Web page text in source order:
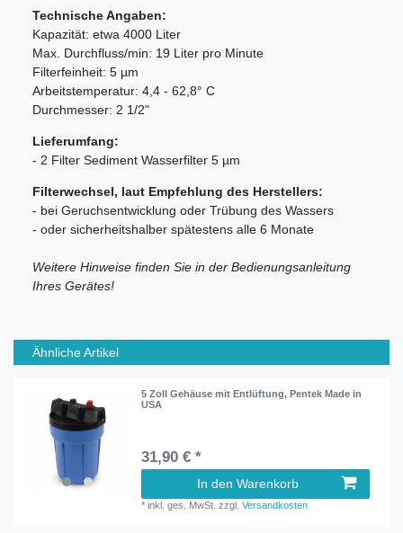
Technische Angaben:
Kapazität: etwa 4000 Liter
Max. Durchfluss/min: 19 Liter pro Minute
Filterfeinheit: 5 µm
Arbeitstemperatur: 4,4 - 62,8° C
Durchmesser: 2 1/2"
Lieferumfang:
- 2 Filter Sediment Wasserfilter 5 µm
Filterwechsel, laut Empfehlung des Herstellers:
- bei Geruchsentwicklung oder Trübung des Wassers
- oder sicherheitshalber spätestens alle 6 Monate
Weitere Hinweise finden Sie in der Bedienungsanleitung
Ihres Gerätes!
Ähnliche Artikel
5 Zoll Gehäuse mit Entlüftung, Pentek Made in
USA
31,90 € *
In den Warenkorb
*inkl. ges. MwSt. zzgl.Versandkosten